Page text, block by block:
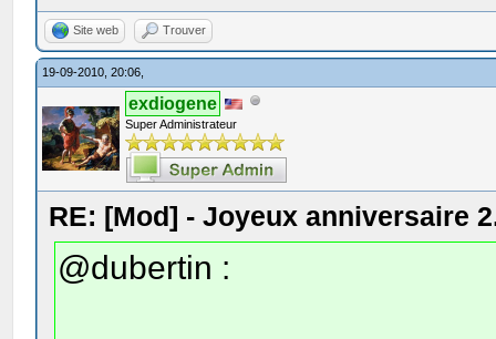
Site web Trouver
19-09-2010, 20:06,
exdiogene
Super Administrateur
RE: [Mod] - Joyeux anniversaire
@dubertin :